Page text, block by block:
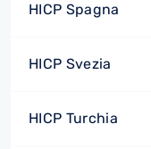
HICP Spagna
HICP Svezia
HICP Turchia